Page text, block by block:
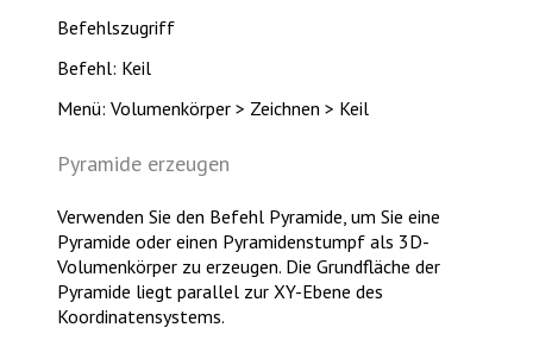
Befehlszugriff
Befehl: Keil
Menü: Volumenkörper > Zeichnen > Keil
Pyramide erzeugen
Verwenden Sie den Befehl Pyramide, um Sie eine
Pyramide oder einen Pyramidenstumpf als 3D-
Volumenkörper zu erzeugen. Die Grundfläche der
Pyramide liegt parallel zur XY-Ebene des
Koordinatensystems.